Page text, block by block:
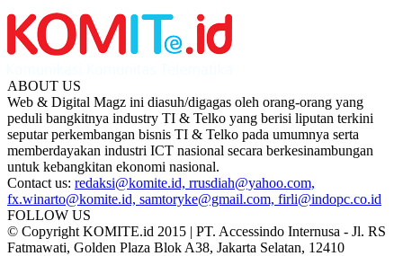
ABOUT US
Web & Digital Magz ini diasuh/digagas oleh orang-orang yang
peduli bangkitnya industry TI & Telko yang berisi liputan terkini
seputar perkembangan bisnis TI & Telko pada umumnya serta
memberdayakan industri ICT nasional secara berkesinambungan
untuk kebangkitan ekonomi nasional.
Contact us: redaksi@komite.id, rrusdiah@yahoo.com,
fx.winarto@komite.id, samtoryke@gmail.com, firli@indopc.co.id
FOLLOW US
© Copyright KOMITE.id 2015 | PT. Accessindo Internusa - Jl. RS
Fatmawati, Golden Plaza Blok A38, Jakarta Selatan, 12410